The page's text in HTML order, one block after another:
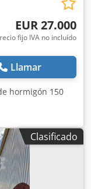
EUR 27.000
fijo IVA no incluído
Llamar
hormigón 150
Clasificado